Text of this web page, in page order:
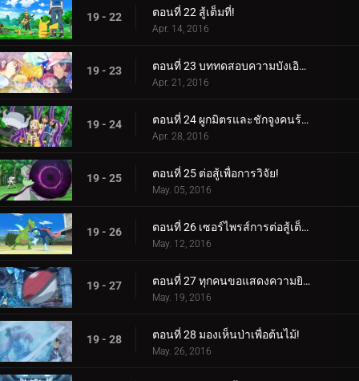
19 - 22 ตอนที่ 22 สู้เต็มที่!
Apr. 14, 2016
19 - 23 ตอนที่ 23 บททดสอบความบังเอิญ!
Apr. 21, 2016
19 - 24 ตอนที่ 24 ผูกมิตรและชักจูงคนร้าย!
Apr. 28, 2016
19 - 25 ตอนที่ 25 ต่อสู้เพื่อการวิจัย!
May. 05, 2016
19 - 26 ตอนที่ 26 เซอร์ไพรส์การต่อสู้เต็มกำลัง!
May. 12, 2016
19 - 27 ตอนที่ 27 ทุกคนขอแสดงความยินดีกับสมรภูมิน้ำแข็ง!
May. 19, 2016
19 - 28 ตอนที่ 28 มองเห็นป่าเพื่อต้นไม้!
May. 26, 2016